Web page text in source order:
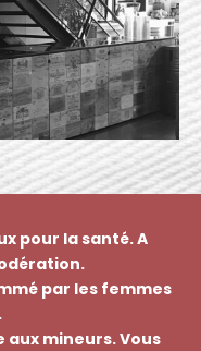
pour la santé. A
par les femmes
aux mineurs. Vous